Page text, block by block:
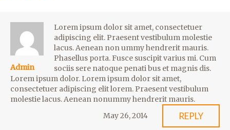
Admin
Lorem ipsum dolor sit amet, consectetuer
adipiscing elit. Praesent vestibulum molestie
lacus. Aenean non ummy hendrerit mauris.
Phasellus porta. Fusce suscipit varius mi. Cum
sociis sere natoque penati bus et magnis dis.
Lorem ipsum dolor. Lorem ipsum dolor sit amet,
consectetuer adipiscing elit lorem. Praesent vestibulum
molestie lacus. Aenean nonummy hendrerit mauris.
REPLY
May 26, 2014